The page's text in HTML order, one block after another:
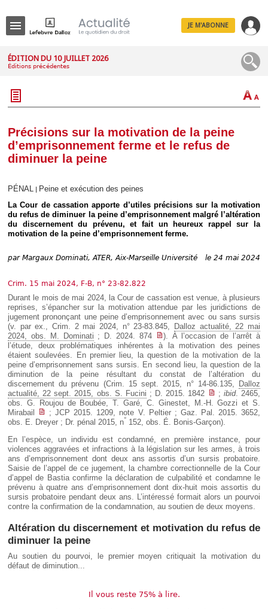
IT
JE M'ABONNE
ÉDITION DU 10 JUILLET 2026
Éditions précédentes
Précisions sur la motivation de la peine
d’emprisonnement ferme et le refus de
diminuer la peine
PÉNAL
Peine et exécution des peines
La Cour de cassation apporte d’utiles précisions sur la motivation
du refus de diminuer la peine d’emprisonnement malgré l’altération
du discernement du prévenu, et fait un heureux rappel sur la
motivation de la peine d’emprisonnement ferme.
par Margaux Dominati, ATER, Aix-Marseille Université le 24 mai 2024
Crim. 15 mai 2024, F-B, n° 23-82.822
Durant le mois de mai 2024, la Cour de cassation est venue, à plusieurs
reprises, s’épancher sur la motivation attendue par les juridictions de
jugement prononçant une peine d’emprisonnement avec ou sans sursis
(v. par ex., Crim. 2 mai 2024, n° 23-83.845,
Dalloz actualité, 22 mai
2024, obs. M. Dominati ; D. 2024. 874
). À l’occasion de l’arrêt à
l’étude, deux problématiques inhérentes à la motivation des peines
étaient soulevées. En premier lieu, la question de la motivation de la
peine d’emprisonnement sans sursis. En second lieu, la question de la
diminution de la peine résultant du constat de l’altération du
discernement du prévenu (Crim. 15 sept. 2015, n° 14-86.135,
Dalloz
actualité, 22 sept. 2015, obs. S. Fucini ; D. 2015. 1842 ; ibid. 2465,
obs. G. Roujou de Boubée, T. Garé, C. Ginestet, M.-H. Gozzi et S.
Mirabail
; JCP 2015. 1209, note V. Peltier ; Gaz. Pal. 2015. 3652,
obs. E. Dreyer ; Dr. pénal 2015, n° 152, obs. É. Bonis-Garçon).
En l’espèce, un individu est condamné, en première instance, pour
violences aggravées et infractions à la législation sur les armes, à trois
ans d’emprisonnement dont deux ans assortis d’un sursis probatoire.
Saisie de l’appel de ce jugement, la chambre correctionnelle de la Cour
d’appel de Bastia confirme la déclaration de culpabilité et condamne le
prévenu à quatre ans d’emprisonnement dont dix-huit mois assortis du
sursis probatoire pendant deux ans. L’intéressé formait alors un pourvoi
contre la confirmation de la condamnation, au soutien de deux moyens.
Altération du discernement et motivation du refus de
diminuer la peine
Au soutien du pourvoi, le premier moyen critiquait la motivation du
défaut de diminution...
Il vous reste 75% à lire.